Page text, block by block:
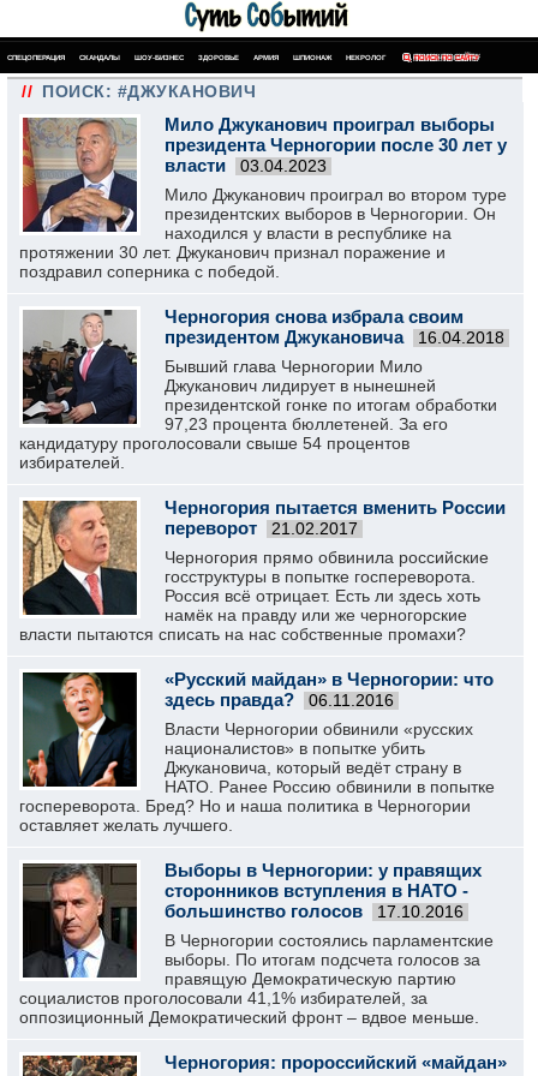
СПЕЦОПЕРАЦИЯ СКАНДАЛЫ ШОУ-БИЗНЕС ЗДОРОВЬЕ АРМИЯ ШПИОНАЖ НЕКРОЛОГ ПОИСК ПО САЙТУ
// ПОИСК: #ДЖУКАНОВИЧ
Мило Джуканович проиграл выборы
президента Черногории после 30 лет у
власти
03.04.2023
Мило Джуканович проиграл во втором туре
президентских выборов в Черногории. Он
находился у власти в республике на
протяжении 30 лет. Джуканович признал поражение и
поздравил соперника с победой.
Черногория снова избрала своим
президентом Джукановича
16.04.2018
Бывший глава Черногории Мило
Джуканович лидирует в нынешней
президентской гонке по итогам обработки
97,23 процента бюллетеней. За его
кандидатуру проголосовали свыше 54 процентов
избирателей.
Черногория пытается вменить России
переворот
21.02.2017
Черногория прямо обвинила российские
госструктуры в попытке госпереворота.
Россия всё отрицает. Есть ли здесь хоть
намёк на правду или же черногорские
власти пытаются списать на нас собственные промахи?
«Русский майдан» в Черногории: что
здесь правда?
06.11.2016
Власти Черногории обвинили «русских
националистов» в попытке убить
Джукановича, который ведёт страну в
НАТО. Ранее Россию обвинили в попытке
госпереворота. Бред? Но и наша политика в Черногории
оставляет желать лучшего.
Выборы в Черногории: у правящих
сторонников вступления в НАТО -
большинство голосов
17.10.2016
В Черногории состоялись парламентские
выборы. По итогам подсчета голосов за
правящую Демократическую партию
социалистов проголосовали 41,1% избирателей, за
оппозиционный Демократический фронт – вдвое меньше.
Черногория: пророссийский «майдан»